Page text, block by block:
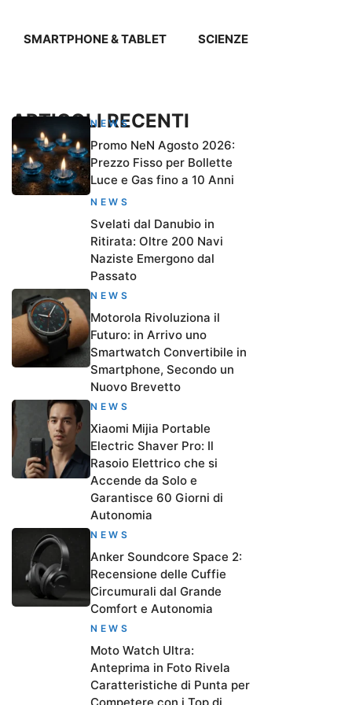
SMARTPHONE & TABLET SCIENZE
ARTICOLI RECENTI
NEWS
Promo NeN Agosto 2026:
Prezzo Fisso per Bollette
Luce e Gas fino a 10 Anni
NEWS
Svelati dal Danubio in
Ritirata: Oltre 200 Navi
Naziste Emergono dal
Passato
NEWS
Motorola Rivoluziona il
Futuro: in Arrivo uno
Smartwatch Convertibile in
Smartphone, Secondo un
Nuovo Brevetto
NEWS
Xiaomi Mijia Portable
Electric Shaver Pro: Il
Rasoio Elettrico che si
Accende da Solo e
Garantisce 60 Giorni di
Autonomia
NEWS
Anker Soundcore Space 2:
Recensione delle Cuffie
Circumurali dal Grande
Comfort e Autonomia
NEWS
Moto Watch Ultra:
Anteprima in Foto Rivela
Caratteristiche di Punta per